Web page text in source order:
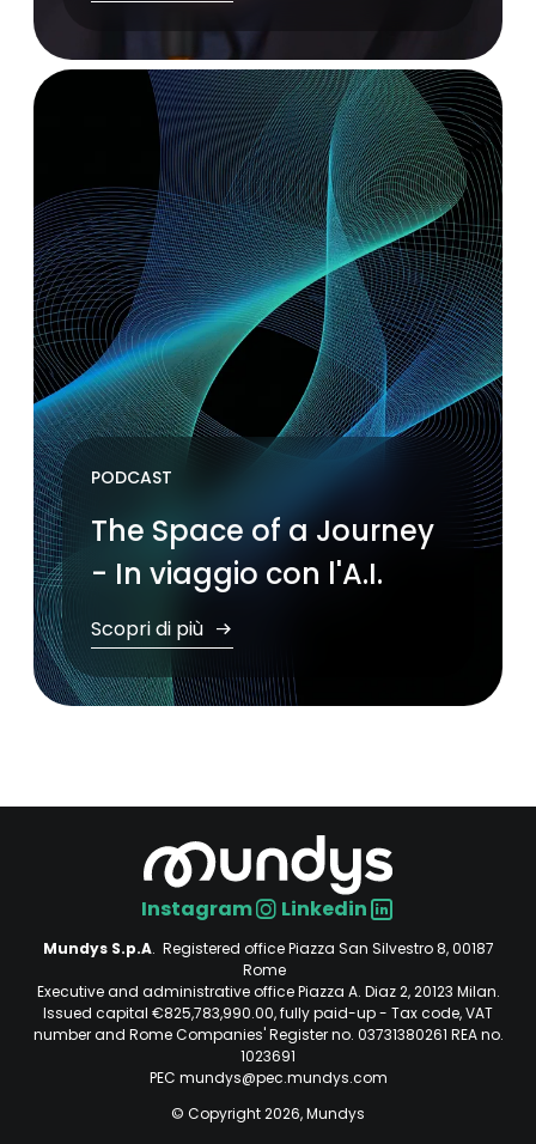
PODCAST
The Space of a Journey
- In viaggio con l'A.I.
Scopri di più
Social
Instagram Linkedin
Mundys S.p.A. Registered office Piazza San Silvestro 8, 00187
Rome
Executive and administrative office Piazza A. Diaz 2, 20123 Milan.
Issued capital €825,783,990.00, fully paid-up - Tax code, VAT
number and Rome Companies' Register no. 03731380261 REA no.
1023691
PEC mundys@pec.mundys.com
© Copyright 2026, Mundys